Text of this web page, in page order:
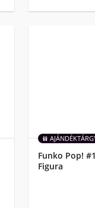
Funko Pop!
Figura